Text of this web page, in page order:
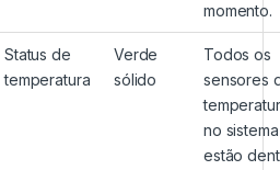
momento.
Status de
temperatura
Verde
sólido
Todos os
sensores
no sistema
estão